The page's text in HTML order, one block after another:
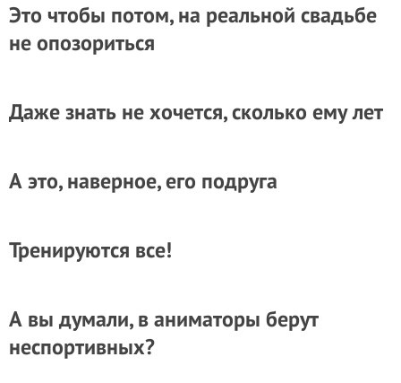
Это чтобы потом, на реальной свадьбе
не опозориться
Даже знать не хочется, сколько ему лет
А это, наверное, его подруга
Тренируются все!
А вы думали, в аниматоры берут
неспортивных?